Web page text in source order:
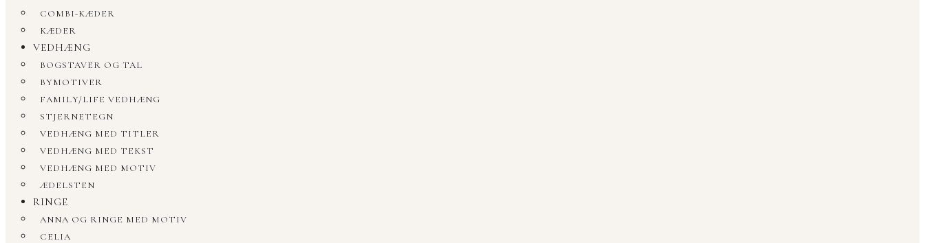
COMBI-KÆDER
KÆDER
VEDHÆNG
BOGSTAVER OG TAL
BYMOTIVER
FAMILY/LIFE VEDHÆNG
STJERNETEGN
VEDHÆNG MED TITLER
VEDHÆNG MED TEKST
VEDHÆNG MED MOTIV
ÆDELSTEN
RINGE
ANNA OG RINGE MED MOTIV
CELIA